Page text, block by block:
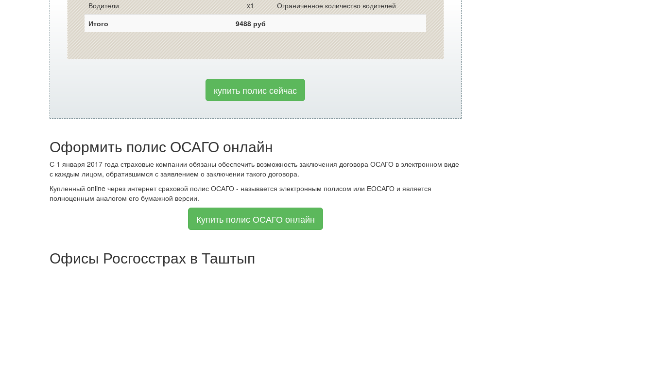
Водители
x1
Ограниченное количество водителей
Итого
9488 руб
купить полис сейчас
Оформить полис ОСАГО онлайн
С 1 января 2017 года страховые компании обязаны обеспечить возможность заключения договора ОСАГО в электронном виде
с каждым лицом, обратившимся с заявлением о заключении такого договора.
Купленный online через интернет сраховой полис ОСАГО - называется электронным полисом или ЕОСАГО и является
полноценным аналогом его бумажной версии.
Купить полис ОСАГО онлайн
Офисы Росгосстрах в Таштып